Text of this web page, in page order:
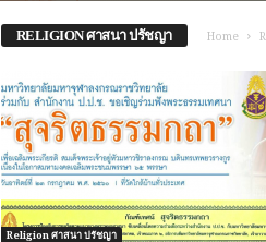
RELIGION ศาสนา ปรัชญา Home
Religion ศาสนา ปรัชญา